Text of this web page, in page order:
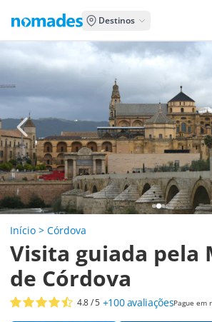
Destinos
Início > Córdova
Visita guiada pela
de Córdova
4.8/ 5 +100 avaliaçõesPague em